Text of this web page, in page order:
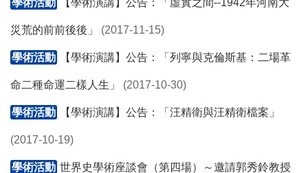
學術活動 【學術演講】公告：「虛實之間--1942年河南大
災荒的前前後後」 (2017-11-15)
學術活動 【學術演講】公告：「列寧與克倫斯基：二場革
命二種命運二樣人生」 (2017-10-30)
學術活動 【學術演講】公告：「汪精衛與汪精衛檔案」
(2017-10-19)
學術活動 世界史學術座談會（第四場）～邀請郭秀鈴教授